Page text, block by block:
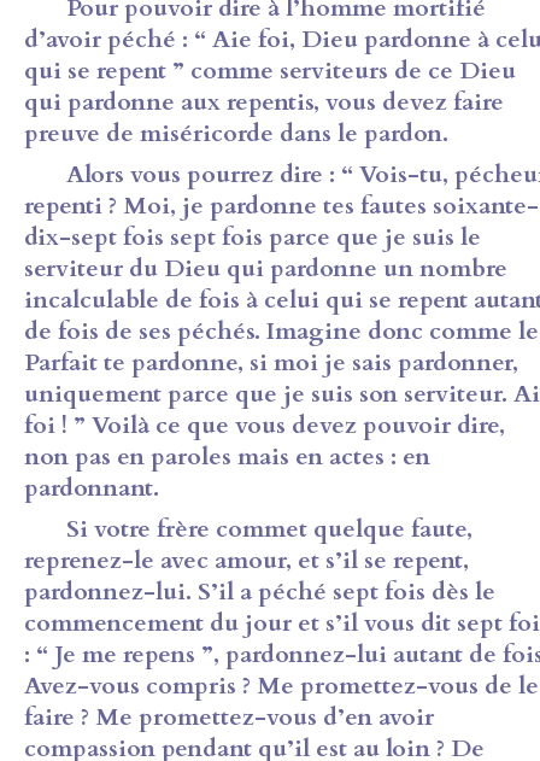
Pour pouvoir dire à l’homme mortifié
d’avoir péché : “ Aie foi, Dieu pardonne à
qui se repent ” comme serviteurs de ce Dieu
qui pardonne aux repentis, vous devez faire
preuve de miséricorde dans le pardon.
Alors vous pourrez dire : “ Vois-tu,
repenti ? Moi, je pardonne tes fautes soixante-
dix-sept fois sept fois parce que je suis le
serviteur du Dieu qui pardonne un nombre
incalculable de fois à celui qui se repent
de fois de ses péchés. Imagine donc comme le
Parfait te pardonne, si moi je sais pardonner,
uniquement parce que je suis son serviteur.
foi ! ” Voilà ce que vous devez pouvoir dire,
non pas en paroles mais en actes : en
pardonnant.
Si votre frère commet quelque faute,
reprenez-le avec amour, et s’il se repent,
pardonnez-lui. S’il a péché sept fois dès le
commencement du jour et s’il vous dit sept
: “ Je me repens ”, pardonnez-lui autant de
Avez-vous compris ? Me promettez-vous de le
faire ? Me promettez-vous d’en avoir
compassion pendant qu’il est au loin ? De